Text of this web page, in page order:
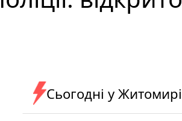
Сьогодні у Житомирі